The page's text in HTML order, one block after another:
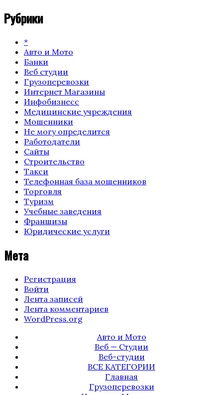
Рубрики
*
Авто и Мото
Банки
Веб студии
Грузоперевозки
Интернет Магазины
Инфобизнесс
Медицинские учреждения
Мошенники
Не могу определится
Работодатели
Сайты
Строительство
Такси
Телефонная база мошенников
Торговля
Туризм
Учебные заведения
Франшизы
Юридические услуги
Мета
Регистрация
Войти
Лента записей
Лента комментариев
WordPress.org
Авто и Мото
Веб — Студии
Веб-студии
ВСЕ КАТЕГОРИИ
Главная
Грузоперевозки